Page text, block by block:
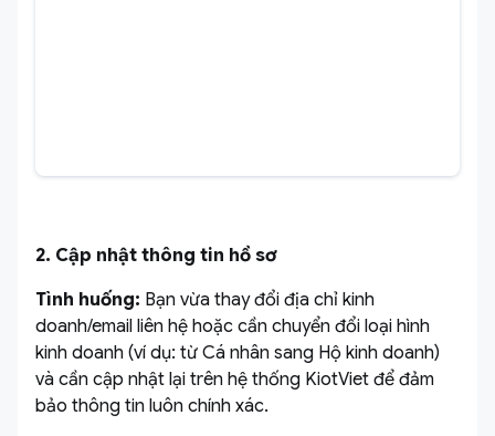
2. Cập nhật thông tin hồ sơ
Tình huống: Bạn vừa thay đổi địa chỉ kinh
doanh/email liên hệ hoặc cần chuyển đổi loại hình
kinh doanh (ví dụ: từ Cá nhân sang Hộ kinh doanh)
và cần cập nhật lại trên hệ thống KiotViet để đảm
bảo thông tin luôn chính xác.